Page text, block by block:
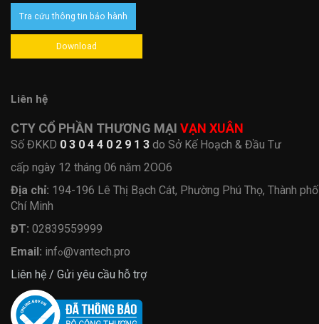
Tra cứu thông tin bảo hành
Download
Liên hệ
CTY CỔ PHẦN THƯƠNG MẠI VẠN XUÂN
Số ĐKKD 0 3 0 4 4 0 2 9 1 3 do Sở Kế Hoạch & Đầu Tư
cấp ngày 12 tháng 06 năm 2OO6
Địa chỉ: 194-196 Lê Thị Bạch Cát, Phường Phú Thọ, Thành
Chí Minh
ĐT: 02839559999
Email: info@vantech.pro
Liên hệ / Gửi yêu cầu hỗ trợ